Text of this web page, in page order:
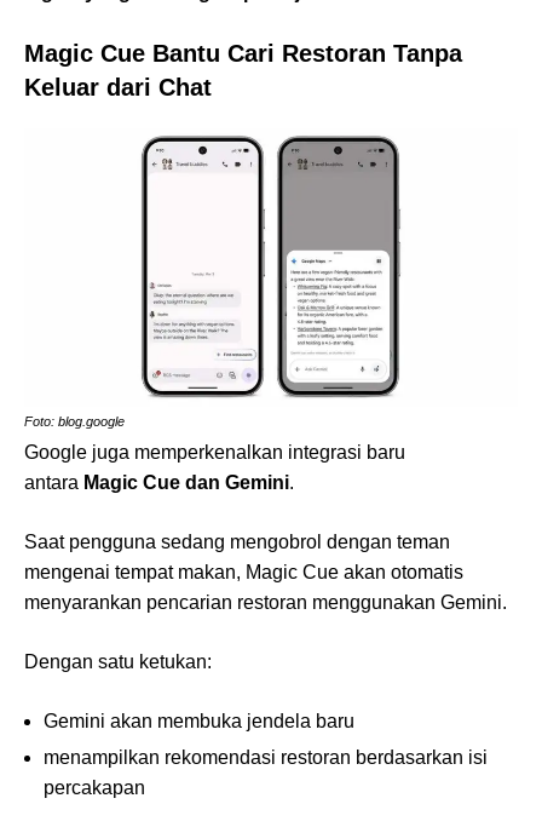
Magic Cue Bantu Cari Restoran Tanpa
Keluar dari Chat
Foto: blog.google
Google juga memperkenalkan integrasi baru
antara Magic Cue dan Gemini.
Saat pengguna sedang mengobrol dengan teman
mengenai tempat makan, Magic Cue akan otomatis
menyarankan pencarian restoran menggunakan Gemini.
Dengan satu ketukan:
Gemini akan membuka jendela baru
menampilkan rekomendasi restoran berdasarkan isi
percakapan